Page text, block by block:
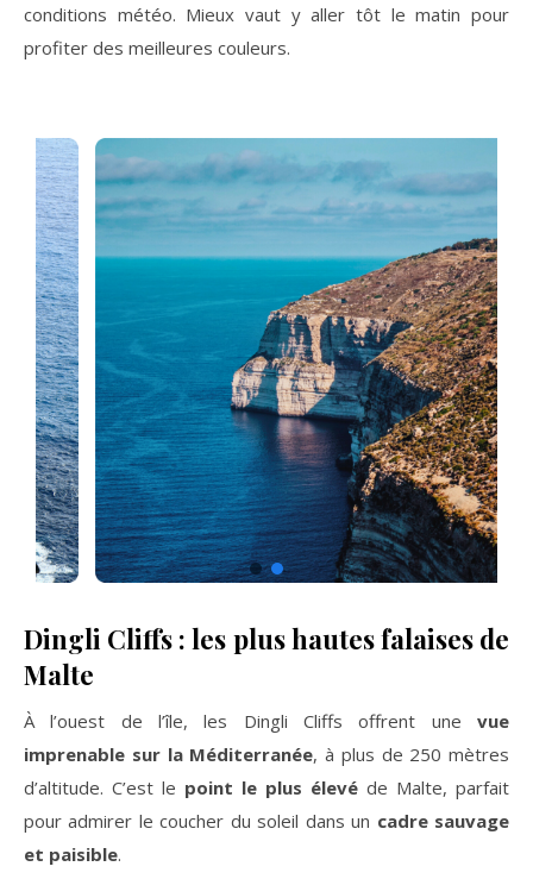
conditions météo. Mieux vaut y aller tôt le matin pour
profiter des meilleures couleurs.
Dingli Cliffs : les plus hautes falaises de
Malte
À l’ouest de l’île, les Dingli Cliffs offrent une vue
imprenable sur la Méditerranée, à plus de 250 mètres
d’altitude. C’est le point le plus élevé de Malte, parfait
pour admirer le coucher du soleil dans un cadre sauvage
et paisible.